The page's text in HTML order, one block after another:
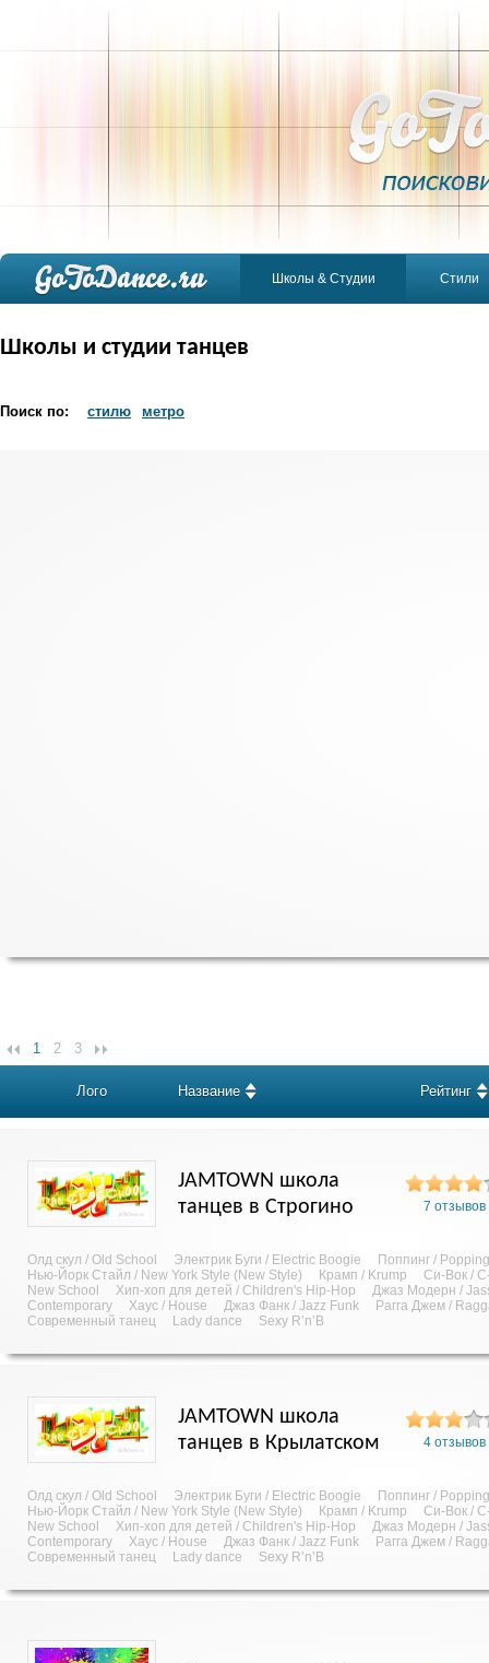
Школы & Студии Стили
Школы и студии танцев
Поиск по: стилю метро
1 2 3
Лого Название Рейтинг
JAMTOWN школа
танцев в Строгино
7 отзывов
Олд скул / Old School Электрик Буги / Electric Boogie
Поппинг / Popping
Нью-Йорк Стайл / New York Style (New Style)
Крамп / Krump
Си-Вок /
New School
Хип-хоп для детей / Children's Hip-Hop
Джаз Модерн /
Contemporary
Хаус / House Джаз Фанк / Jazz Funk
Рагга Джем /
Современный танец
Lady dance Sexy R’n’B
JAMTOWN школа
танцев в Крылатском
4 отзывов
Олд скул / Old School Электрик Буги / Electric Boogie
Поппинг / Popping
Нью-Йорк Стайл / New York Style (New Style)
Крамп / Krump
Си-Вок /
New School
Хип-хоп для детей / Children's Hip-Hop
Джаз Модерн /
Contemporary
Хаус / House Джаз Фанк / Jazz Funk
Рагга Джем /
Современный танец
Lady dance Sexy R’n’B